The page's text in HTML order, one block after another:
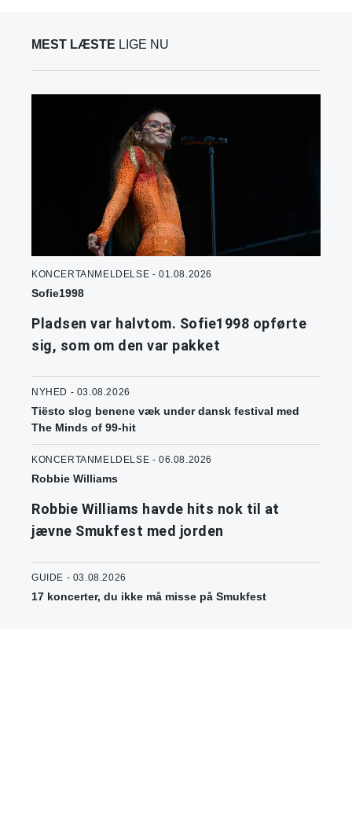
MEST LÆSTE LIGE NU
KONCERTANMELDELSE - 01.08.2026
Sofie1998
Pladsen var halvtom. Sofie1998 opførte
sig, som om den var pakket
NYHED - 03.08.2026
Tiësto slog benene væk under dansk festival med
The Minds of 99-hit
KONCERTANMELDELSE - 06.08.2026
Robbie Williams
Robbie Williams havde hits nok til at
jævne Smukfest med jorden
GUIDE - 03.08.2026
17 koncerter, du ikke må misse på Smukfest